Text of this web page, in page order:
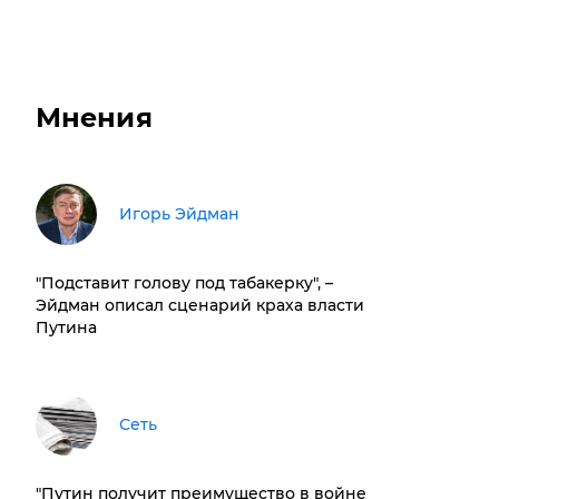
Мнения
Игорь Эйдман
​"Подставит голову под табакерку", –
Эйдман описал сценарий краха власти
Путина
Сеть
"Путин получит преимущество в войне